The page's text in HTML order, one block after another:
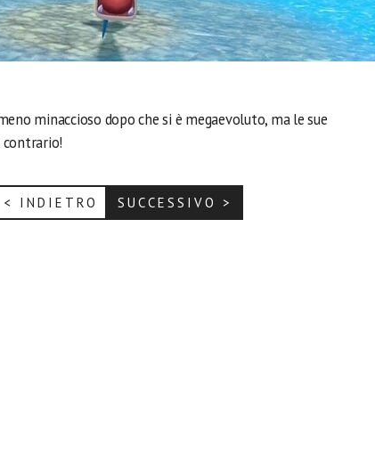
minaccioso dopo che si è megaevoluto, ma le sue
< INDIETRO SUCCESSIVO >